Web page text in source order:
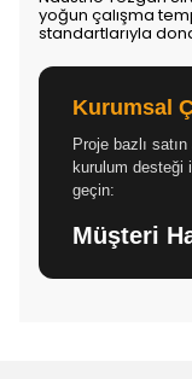
yoğun çalışma
standartlarıyla
Kurumsal
Proje bazlı
kurulum desteği
geçin:
Müşteri